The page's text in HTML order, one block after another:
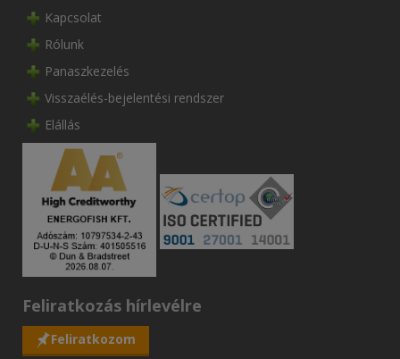
Kapcsolat
Rólunk
Panaszkezelés
Visszaélés-bejelentési rendszer
Elállás
Feliratkozás hírlevélre
Feliratkozom